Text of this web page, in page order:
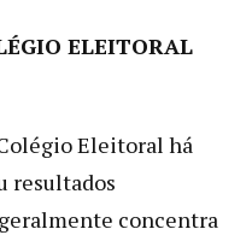
ELEITORAL
Eleitoral há
resultados
concentra